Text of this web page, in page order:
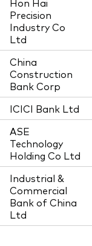
Precision
Industry Co
Ltd
China
Construction
Bank Corp
ICICI Bank Ltd
ASE
Technology
Holding Co Ltd
Industrial &
Commercial
Bank of China
Ltd